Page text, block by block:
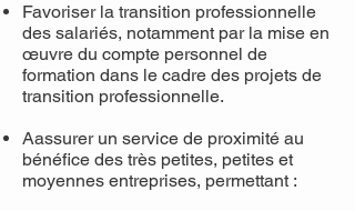
Favoriser la transition professionnelle
des salariés, notamment par la mise en
œuvre du compte personnel de
formation dans le cadre des projets de
transition professionnelle.​
Aassurer un service de proximité au
bénéfice des très petites, petites et
moyennes entreprises, permettant :